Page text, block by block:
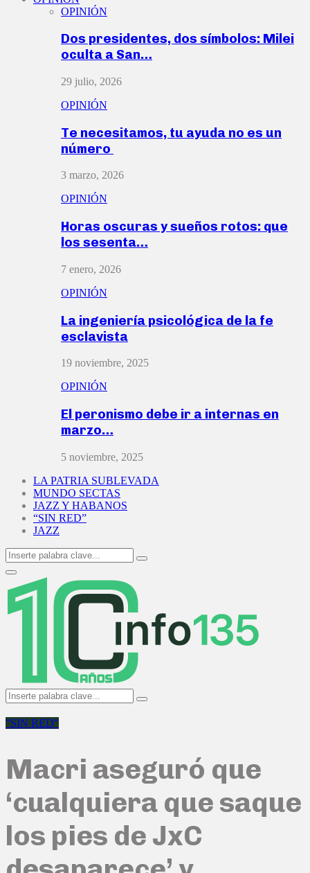
OPINIÓN
Dos presidentes, dos símbolos: Milei
oculta a San…
29 julio, 2026
OPINIÓN
Te necesitamos, tu ayuda no es un
número
3 marzo, 2026
OPINIÓN
Horas oscuras y sueños rotos: que
los sesenta…
7 enero, 2026
OPINIÓN
La ingeniería psicológica de la fe
esclavista
19 noviembre, 2025
OPINIÓN
El peronismo debe ir a internas en
marzo…
5 noviembre, 2025
LA PATRIA SUBLEVADA
MUNDO SECTAS
JAZZ Y HABANOS
“SIN RED”
JAZZ
Search
for:
Search
Primary
Menu
Search
for:
Search
"SIN RED"
Macri aseguró que
‘cualquiera que saque
los pies de JxC